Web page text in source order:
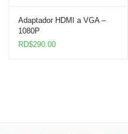
Adaptador HDMI a VGA –
1080P
RD$290.00